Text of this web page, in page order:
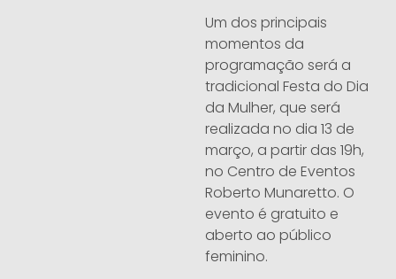
Um dos principais
momentos da
programação será a
tradicional Festa do Dia
da Mulher, que será
realizada no dia 13 de
março, a partir das 19h,
no Centro de Eventos
Roberto Munaretto. O
evento é gratuito e
aberto ao público
feminino.